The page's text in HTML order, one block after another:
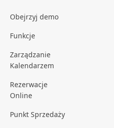
Obejrzyj demo
Funkcje
Zarządzanie
Kalendarzem
Rezerwacje
Online
Punkt Sprzedaży